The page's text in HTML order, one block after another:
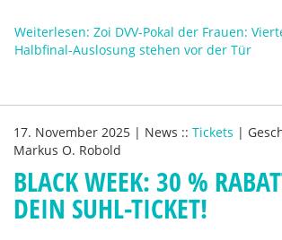
Weiterlesen: Zoi DVV-Pokal der Frauen:
Halbfinal-Auslosung stehen vor der Tür
17. November 2025 | News :: Tickets |
Markus O. Robold
BLACK WEEK: 30 %
DEIN SUHL-TICKET!